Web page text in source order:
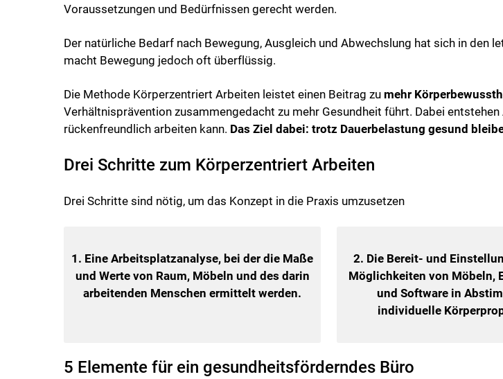
Voraussetzungen und Bedürfnissen gerecht werden.
Der natürliche Bedarf nach Bewegung, Ausgleich und Abwechslung hat sich in den
macht Bewegung jedoch oft überflüssig.
Die Methode Körperzentriert Arbeiten leistet einen Beitrag zu mehr
Verhältnisprävention zusammengedacht zu mehr Gesundheit führt. Dabei
rückenfreundlich arbeiten kann. Das Ziel dabei: trotz Dauerbelastung gesund
Drei Schritte zum Körperzentriert Arbeiten
Drei Schritte sind nötig, um das Konzept in die Praxis umzusetzen
1. Eine Arbeitsplatzanalyse, bei der die Maße
und Werte von Raum, Möbeln und des darin
arbeitenden Menschen ermittelt werden.
2. Die Bereit- und
Möglichkeiten von Möbeln,
und Software in
individuelle
5 Elemente für ein gesundheitsförderndes Büro